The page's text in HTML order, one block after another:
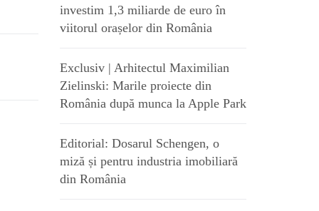
investim 1,3 miliarde de euro în
viitorul orașelor din România
Exclusiv | Arhitectul Maximilian
Zielinski: Marile proiecte din
România după munca la Apple Park
Editorial: Dosarul Schengen, o
miză și pentru industria imobiliară
din România